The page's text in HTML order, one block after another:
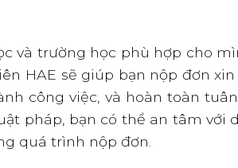
và trường học phù hợp cho
HAE sẽ giúp bạn nộp đơn
công việc, và hoàn toàn
pháp, bạn có thể an tâm với
quá trình nộp đơn.